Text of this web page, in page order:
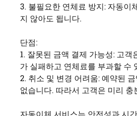
3. 불필요한 연체료 방지: 자동이
지 않아도 됩니다.
단점:
1. 잘못된 금액 결제 가능성: 고
가 실패하고 연체료를 부과할 수
2. 취소 및 변경 어려움: 예약된
없습니다. 따라서 고객은 미리
자동이체 서비스는 안전성과 시